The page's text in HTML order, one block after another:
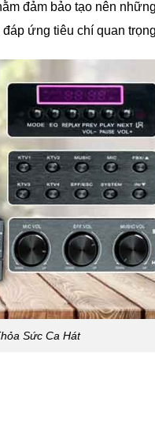
đảm bảo tạo nên
ứng tiêu chí quan
Sức Ca Hát